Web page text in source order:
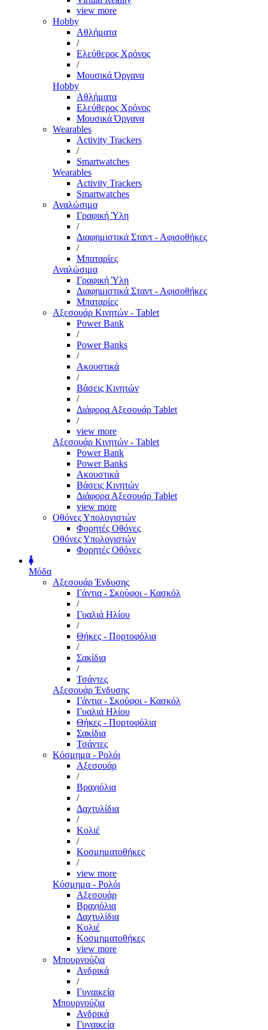
view more
Hobby
Αθλήματα
/
Ελεύθερος Χρόνος
/
Μουσικά Όργανα
Hobby
Αθλήματα
Ελεύθερος Χρόνος
Μουσικά Όργανα
Wearables
Activity Trackers
/
Smartwatches
Wearables
Activity Trackers
Smartwatches
Αναλώσιμα
Γραφική Ύλη
/
Διαφημιστικά Σταντ - Αφισοθήκες
/
Μπαταρίες
Αναλώσιμα
Γραφική Ύλη
Διαφημιστικά Σταντ - Αφισοθήκες
Μπαταρίες
Αξεσουάρ Κινητών - Tablet
Power Bank
/
Power Banks
/
Ακουστικά
/
Βάσεις Κινητών
/
Διάφορα Αξεσουάρ Tablet
/
view more
Αξεσουάρ Κινητών - Tablet
Power Bank
Power Banks
Ακουστικά
Βάσεις Κινητών
Διάφορα Αξεσουάρ Tablet
view more
Οθόνες Υπολογιστών
Φορητές Οθόνες
Οθόνες Υπολογιστών
Φορητές Οθόνες
Μόδα
Αξεσουάρ Ένδυσης
Γάντια - Σκούφοι - Κασκόλ
/
Γυαλιά Ηλίου
/
Θήκες - Πορτοφόλια
/
Σακίδια
/
Τσάντες
Αξεσουάρ Ένδυσης
Γάντια - Σκούφοι - Κασκόλ
Γυαλιά Ηλίου
Θήκες - Πορτοφόλια
Σακίδια
Τσάντες
Κόσμημα - Ρολόι
Αξεσουάρ
/
Βραχιόλια
/
Δαχτυλίδια
/
Κολιέ
/
Κοσμηματοθήκες
/
view more
Κόσμημα - Ρολόι
Αξεσουάρ
Βραχιόλια
Δαχτυλίδια
Κολιέ
Κοσμηματοθήκες
view more
Μπουρνούζια
Ανδρικά
/
Γυναικεία
Μπουρνούζια
Ανδρικά
Γυναικεία